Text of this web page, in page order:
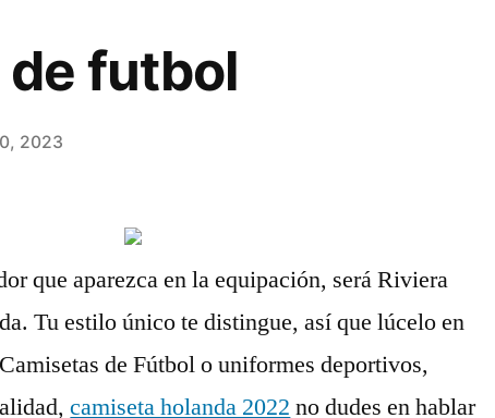
futbol
2023
que aparezca en la equipación, será Riviera
Tu estilo único te distingue, así que lúcelo en
de Fútbol o uniformes deportivos,
camiseta holanda 2022 no dudes en hablar